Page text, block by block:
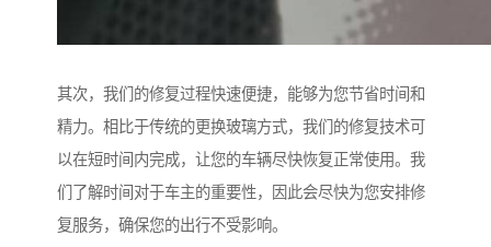
其次，我们的修复过程快速便捷，能够为您节省时间和
精力。相比于传统的更换玻璃方式，我们的修复技术可
以在短时间内完成，让您的车辆尽快恢复正常使用。我
们了解时间对于车主的重要性，因此会尽快为您安排修
复服务，确保您的出行不受影响。